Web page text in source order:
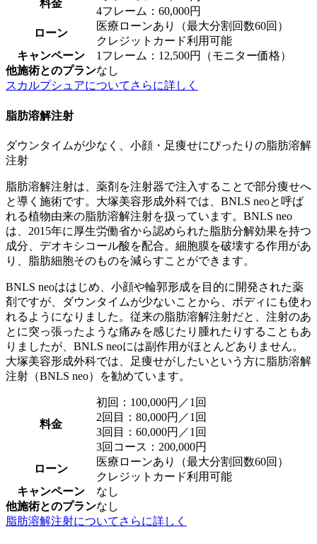
料金
4フレーム：60,000円
ローン
医療ローンあり（最大分割回数60回）
クレジットカード利用可能
キャンペーン
1フレーム：12,500円（モニター価格）
他施術とのプランなし
スカルプシュアについてさらに詳しく
脂肪溶解注射
ダウンタイムが少なく、小顔・足痩せにぴったりの脂肪溶解
注射
脂肪溶解注射は、薬剤を注射器で注入することで部分痩せへ
と導く施術です。大塚美容形成外科では、BNLS neoと呼ば
れる植物由来の脂肪溶解注射を扱っています。BNLS neo
は、2015年に厚生労働省から認められた脂肪分解効果を持つ
成分、デオキシコール酸を配合。細胞膜を破壊する作用があ
り、脂肪細胞そのものを減らすことができます。
BNLS neoははじめ、小顔や輪郭形成を目的に開発された薬
剤ですが、ダウンタイムが少ないことから、ボディにも使わ
れるようになりました。従来の脂肪溶解注射だと、注射のあ
とに突っ張ったような痛みを感じたり腫れたりすることもあ
りましたが、BNLS neoには副作用がほとんどありません。
大塚美容形成外科では、足痩せがしたいという方に脂肪溶解
注射（BNLS neo）を勧めています。
料金
初回：100,000円／1回
2回目：80,000円／1回
3回目：60,000円／1回
3回コース：200,000円
ローン
医療ローンあり（最大分割回数60回）
クレジットカード利用可能
キャンペーン
なし
他施術とのプランなし
脂肪溶解注射についてさらに詳しく